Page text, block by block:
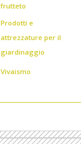
frutteto
Prodotti e
attrezzature per il
giardinaggio
Vivaismo